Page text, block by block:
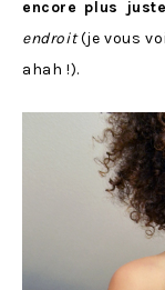
encore plus
endroit(je vous
ahah !).